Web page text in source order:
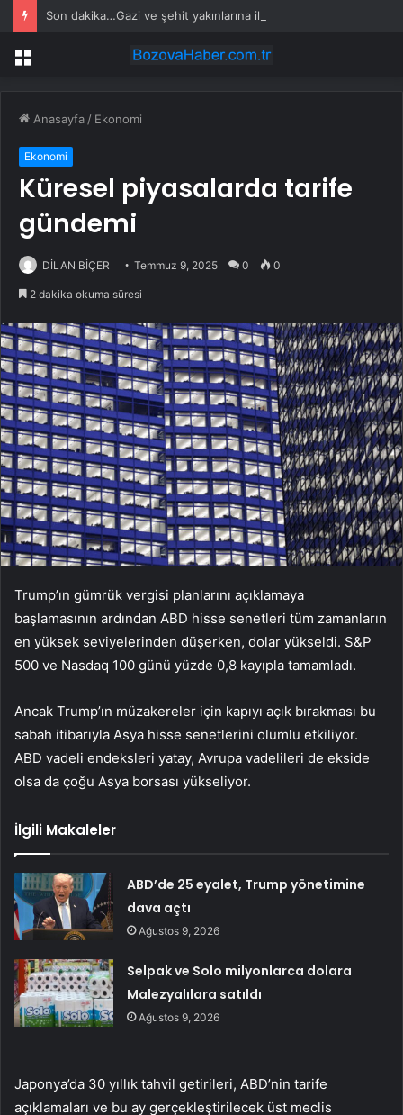
Menü
Anasayfa / Ekonomi
Ekonomi
Küresel piyasalarda tarife
gündemi
DİLAN BİÇER Temmuz 9, 2025 0 0
2 dakika okuma süresi
Trump’ın gümrük vergisi planlarını açıklamaya
başlamasının ardından ABD hisse senetleri tüm zamanların
en yüksek seviyelerinden düşerken, dolar yükseldi. S&P
500 ve Nasdaq 100 günü yüzde 0,8 kayıpla tamamladı.
Ancak Trump’ın müzakereler için kapıyı açık bırakması bu
sabah itibarıyla Asya hisse senetlerini olumlu etkiliyor.
ABD vadeli endeksleri yatay, Avrupa vadelileri de ekside
olsa da çoğu Asya borsası yükseliyor.
İlgili Makaleler
ABD’de 25 eyalet, Trump yönetimine
dava açtı
Ağustos 9, 2026
Selpak ve Solo milyonlarca dolara
Malezyalılara satıldı
Ağustos 9, 2026
Japonya’da 30 yıllık tahvil getirileri, ABD’nin tarife
açıklamaları ve bu ay gerçekleştirilecek üst meclis